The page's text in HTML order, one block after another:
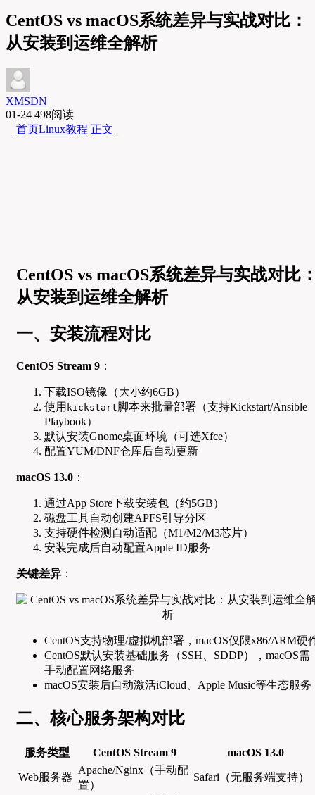
CentOS vs macOS系统差异与实战对比：
从安装到运维全解析
XMSDN
01-24 498阅读
首页Linux教程 正文
CentOS vs macOS系统差异与实战对比
从安装到运维全解析
一、安装流程对比
CentOS Stream 9 ：
下载ISO镜像（大小约6GB）
使用 kickstart脚本来批量部署（支持Kickstart/Ansible
Playbook）
默认安装Gnome桌面环境（可选Xfce）
配置YUM/DNF仓库后自动更新
macOS 13.0 ：
通过App Store下载安装包（约5GB）
磁盘工具自动创建APFS引导分区
支持硬件检测自动适配（M1/M2/M3芯片）
安装完成后自动配置Apple ID服务
关键差异 ：
CentOS支持物理/虚拟机部署，macOS仅限x86/ARM硬
CentOS默认安装基础服务（SSH、SDDP），macOS需
手动配置网络服务
macOS安装后自动激活iCloud、Apple Music等生态服务
二、核心服务架构对比
服务类型 CentOS Stream 9 macOS 13.0
Web服务器
Apache/Nginx（手动配
置）
Safari（无服务端支持）